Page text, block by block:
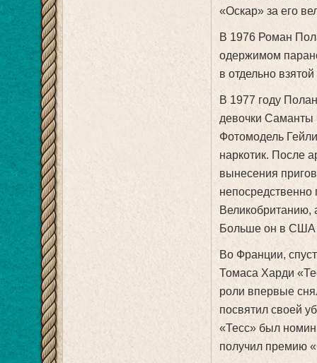
«Оскар» за его
В 1976 Роман
одержимом
в отдельно
В 1977 году
девочки Саманты
Фотомодель
наркотик. После
вынесения
Великобританию,
Больше он в США
Во Франции,
Томаса Харди
роли впервые
посвятил своей
«Тесс» был
получил премию